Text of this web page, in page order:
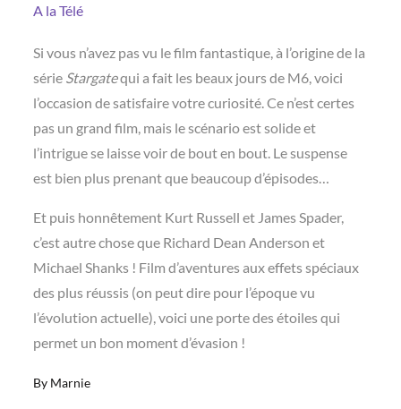
A la Télé
Si vous n’avez pas vu le film fantastique, à l’origine de la
série Stargatequi a fait les beaux jours de M6, voici
l’occasion de satisfaire votre curiosité. Ce n’est certes
pas un grand film, mais le scénario est solide et
l’intrigue se laisse voir de bout en bout. Le suspense
est bien plus prenant que beaucoup d’épisodes…
Et puis honnêtement Kurt Russell et James Spader,
c’est autre chose que Richard Dean Anderson et
Michael Shanks ! Film d’aventures aux effets spéciaux
des plus réussis (on peut dire pour l’époque vu
l’évolution actuelle), voici une porte des étoiles qui
permet un bon moment d’évasion !
By Marnie